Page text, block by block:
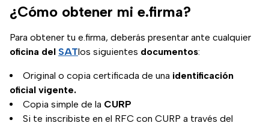
unos simples pasos.
¿Cómo obtener mi e.firma?
Para obtener tu e.firma, deberás presentar ante cualquier
oficina del SATlos siguientes documentos:
Original o copia certificada de una identificación
oficial vigente.
Copia simple de la CURP
Si te inscribiste en el RFC con CURP a través del